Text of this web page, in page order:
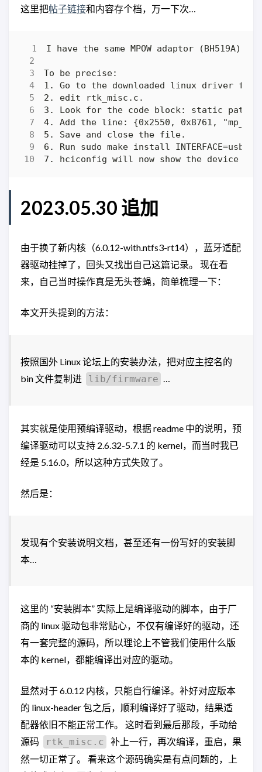
这里把帖子链接和内容存个档，万一下次…
2023.05.30 追加
由于换了新内核（6.0.12-with.ntfs3-rt14），蓝牙适配
器驱动挂掉了，回头又找出自己这篇记录。 现在看
来，自己当时操作真是无头苍蝇，简单梳理一下：
本文开头提到的方法：
按照国外 Linux 论坛上的安装办法，把对应主控名的
bin 文件复制进
lib/firmware …
其实就是使用预编译驱动，根据 readme 中的说明，预
编译驱动可以支持 2.6.32-5.7.1 的 kernel，而当时我已
经是 5.16.0，所以这种方式失败了。
然后是：
发现有个安装说明文档，甚至还有一份写好的安装脚
本…
这里的 “安装脚本” 实际上是编译驱动的脚本，由于厂
商的 linux 驱动包非常贴心，不仅有编译好的驱动，还
有一套完整的源码，所以理论上不管我们使用什么版
本的 kernel，都能编译出对应的驱动。
显然对于 6.0.12 内核，只能自行编译。补好对应版本
的 linux-header 包之后，顺利编译好了驱动，结果适
配器依旧不能正常工作。 这时看到最后那段，手动给
源码
rtk_misc.c
补上一行，再次编译，重启，果
然一切正常了。 看来这个源码确实是有点问题的，上